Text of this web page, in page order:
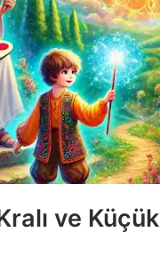
ve Küçük